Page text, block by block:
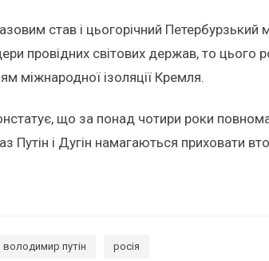
став і цьогорічний
провідних світових держав, то
міжнародної ізоляції Кремля.
що за понад чотири роки
Путін і Дугін намагаються приховати
володимир путін росія